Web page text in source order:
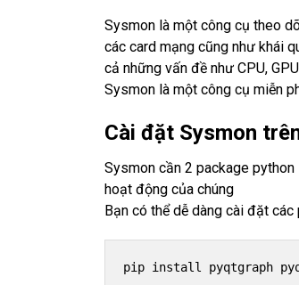
Sysmon là một công cụ theo
các card mạng cũng như khái
cả những vấn đề như CPU,
Sysmon là một công cụ miễn
Cài đặt Sysmon
Sysmon cần 2 package
hoạt động của chúng
Bạn có thể dễ dàng cài đặt
pip install pyqtgraph